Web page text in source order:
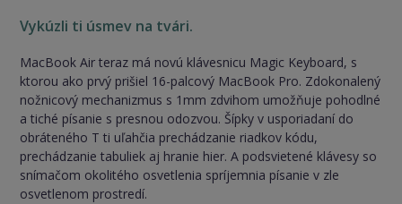
Vykúzli ti úsmev na tvári.
MacBook Air teraz má novú klávesnicu Magic Keyboard, s
ktorou ako prvý prišiel 16-palcový MacBook Pro. Zdokonalený
nožnicový mechanizmus s 1mm zdvihom umožňuje pohodlné
a tiché písanie s presnou odozvou. Šípky v usporiadaní do
obráteného T ti uľahčia prechádzanie riadkov kódu,
prechádzanie tabuliek aj hranie hier. A podsvietené klávesy so
snímačom okolitého osvetlenia spríjemnia písanie v zle
osvetlenom prostredí.